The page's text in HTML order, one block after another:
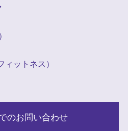
ィットネス）
のお問い合わせ